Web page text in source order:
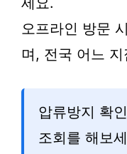
오프라인 방문
며, 전국 어느
압류방지 확
조회를 해보